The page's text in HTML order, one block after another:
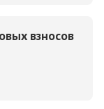
взносов